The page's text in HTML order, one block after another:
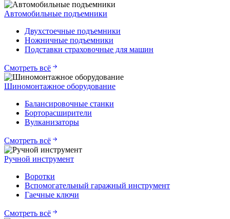
Автомобильные подъемники
Двухстоечные подъемники
Ножничные подъемники
Подставки страховочные для машин
Смотреть всё
Шиномонтажное оборудование
Балансировочные станки
Борторасширители
Вулканизаторы
Смотреть всё
Ручной инструмент
Воротки
Вспомогательный гаражный инструмент
Гаечные ключи
Смотреть всё